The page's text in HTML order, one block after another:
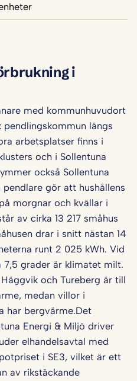
i
med kommunhuvudort
längs
arbetsplatser finns i
och i Sollentuna
också Sollentuna
pendlare gör att hushållens
morgnar och kvällar i
av cirka 13 217 småhus
drar i snitt nästan 14
runt 2 025 kWh. Vid
grader är klimatet milt.
och Tureberg är till
medan villor i
har bergvärme.Det
Energi & Miljö driver
elhandelsavtal med
i SE3, vilket är ett
av rikstäckande